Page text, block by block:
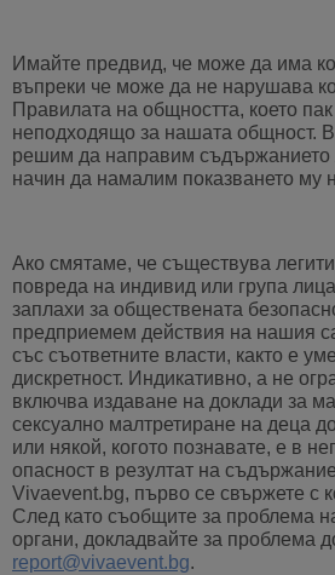
Имайте предвид, че може да има
въпреки че може да не нарушава
Правилата на общността, което
неподходящо за нашата общност.
решим да направим съдържанието
начин да намалим показването му
Ако смятаме, че съществува
повреда на индивид или група
заплахи за обществената
предприемем действия на нашия
със съответните власти, както е
дискретност. Индикативно, а не
включва издаване на доклади за
сексуално малтретиране на деца
или някой, когото познавате, е в
опасност в резултат на
Vivaevent.bg, първо се свържете с
След като съобщите за проблема
органи, докладвайте за проблема
report@vivaevent.bg.